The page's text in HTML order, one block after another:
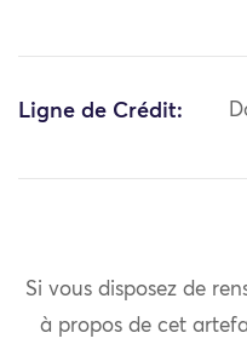
Ligne de Crédit:
Si vous disposez de
à propos de cet